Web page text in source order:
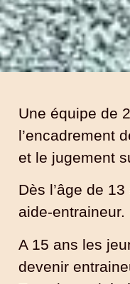
Une équipe de
l’encadrement
et le jugement
Dès l’âge de
aide-entraineur.
A 15 ans les
devenir